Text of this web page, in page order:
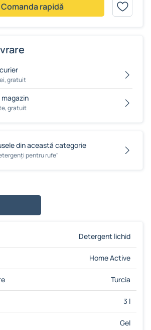
Comanda rapidă
gratuit
magazin
gratuit
din această categorie
pentru rufe"
Detergent lichid
Home Active
Turcia
3 l
Gel